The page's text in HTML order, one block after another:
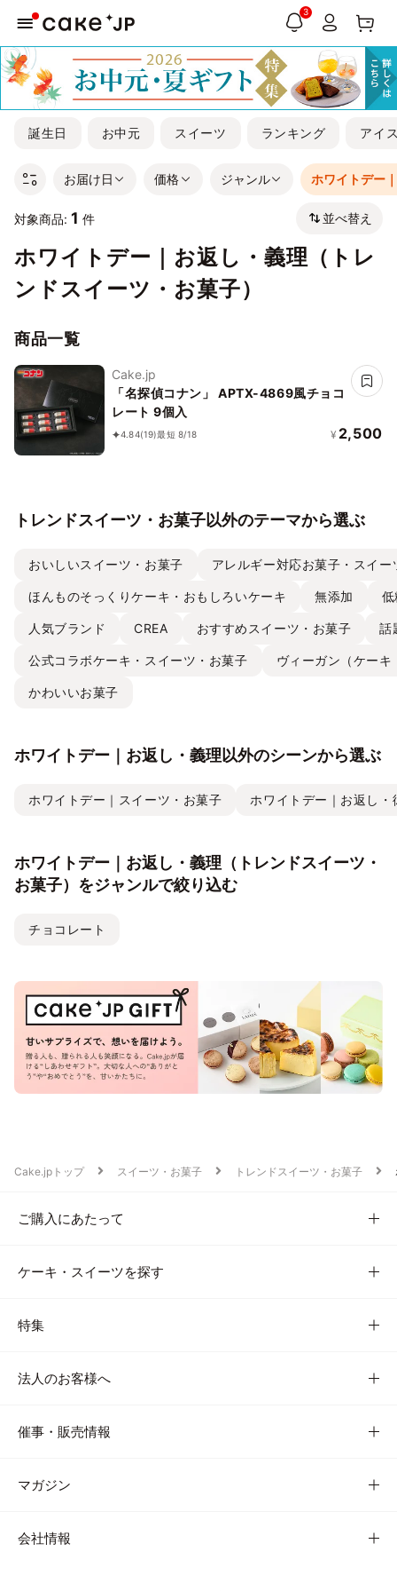
3
誕生日 お中元 スイーツ ランキング アイ
お届け日 価格 ジャンル ホワイトデー
対象商品: 1 件 並べ替え
ホワイトデー｜お返し・義理（トレ
ンドスイーツ・お菓子）
商品一覧
Cake.jp
「名探偵コナン」 APTX-4869風チョコ
レート 9個入
4.84(19)最短 8/18 ¥ 2,500
トレンドスイーツ・お菓子以外のテーマから選ぶ
おいしいスイーツ・お菓子 アレルギー対応お菓子・スイー
ほんものそっくりケーキ・おもしろいケーキ 無添加
人気ブランド CREA おすすめスイーツ・お菓子 話
公式コラボケーキ・スイーツ・お菓子 ヴィーガン（ケー
かわいいお菓子
ホワイトデー｜お返し・義理以外のシーンから選ぶ
ホワイトデー｜スイーツ・お菓子 ホワイトデー｜お返し
ホワイトデー｜お返し・義理（トレンドスイーツ・
お菓子）をジャンルで絞り込む
チョコレート
Cake.jpトップ スイーツ・お菓子 トレンドスイーツ・お菓子
ご購入にあたって
ケーキ・スイーツを探す
特集
法人のお客様へ
催事・販売情報
マガジン
会社情報